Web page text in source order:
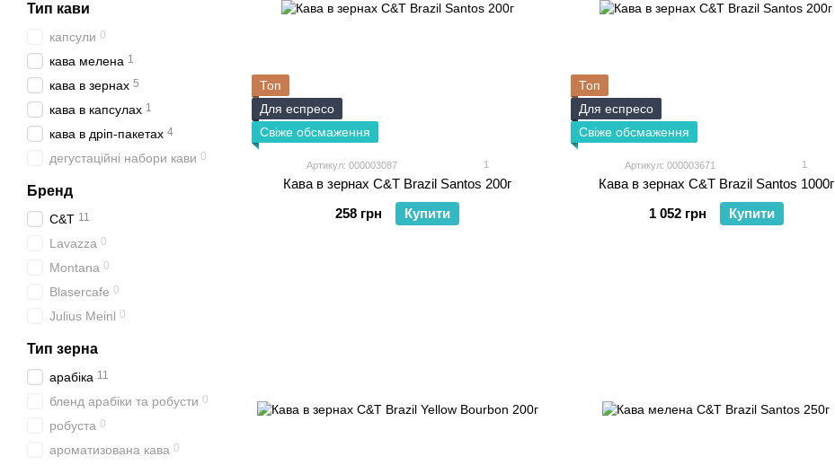
Топ
Для еспресо
Свіже обсмаження
Артикул: 000003087 1
Кава в зернах C&T Brazil Santos 200г
258 грн
Купити
Топ
Для еспресо
Свіже обсмаження
Артикул: 000003671 1
Кава в зернах C&T Brazil Santos 1000г
1 052 грн
Купити
Тип кави
капсули 0
кава мелена 1
кава в зернах 5
кава в капсулах 1
кава в дріп-пакетах 4
дегустаційні набори кави 0
Бренд
C&T 11
Lavazza 0
Montana 0
Blasercafe 0
Julius Meinl 0
Тип зерна
арабіка 11
бленд арабіки та робусти 0
робуста 0
ароматизована кава 0